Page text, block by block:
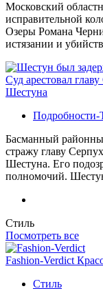
Московский
исправительной
Озеры Романа
истязании и
Суд арестовал
Шестуна
Басманный
стражу главу
Шестуна. Его
полномочий.
Стиль
Посмотреть все
Fashion-Verdict
Стиль